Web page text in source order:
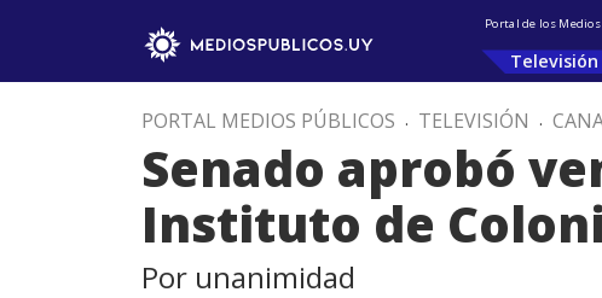
Portal de los
Televisión
PORTAL MEDIOS PÚBLICOS . TELEVISIÓN .
Senado aprobó
Instituto de
Por unanimidad